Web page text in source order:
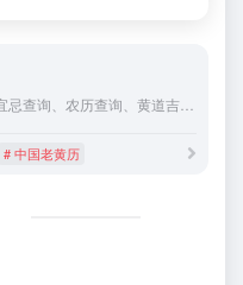
# 中国老黄历